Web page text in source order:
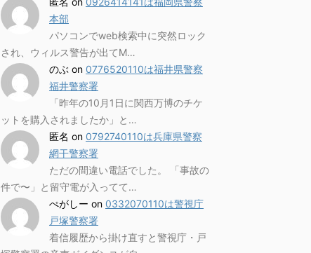
本部
パソコンでweb検索中に突然ロック
され、ウィルス警告が出てM…
のぶ on 0776520110は福井県警察
福井警察署
「昨年の10月1日に関西万博のチケ
ットを購入されましたか」と…
匿名 on 0792740110は兵庫県警察
網干警察署
ただの間違い電話でした。 「事故の
件で〜」と留守電が入ってて…
ぺがしー on 0332070110は警視庁
戸塚警察署
着信履歴から掛け直すと警視庁・戸